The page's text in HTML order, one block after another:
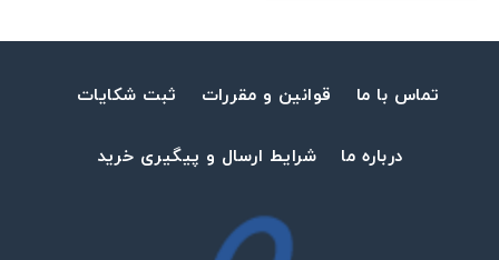
تماس با ما قوانین و مقررات ثبت شکایات
درباره ما شرایط ارسال و پیگیری خرید